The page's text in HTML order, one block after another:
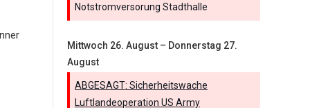
Notstromversorung Stadthalle
Mittwoch 26. August – Donnerstag 27.
August
ABGESAGT: Sicherheitswache
Luftlandeoperation US Army